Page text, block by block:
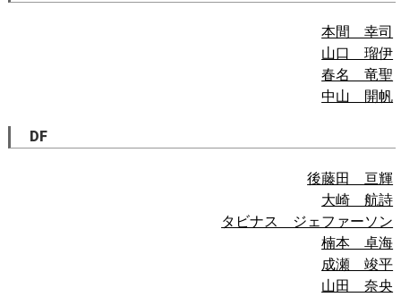
本間 幸司
山口 瑠伊
春名 竜聖
中山 開帆
DF
後藤田 亘輝
大崎 航詩
タビナス ジェファーソン
楠本 卓海
成瀬 竣平
山田 奈央